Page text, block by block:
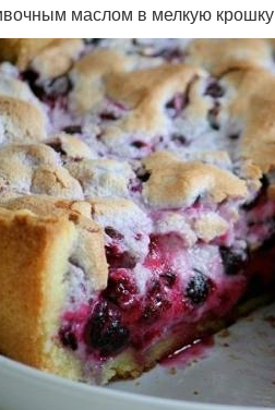
маслом в мелкую